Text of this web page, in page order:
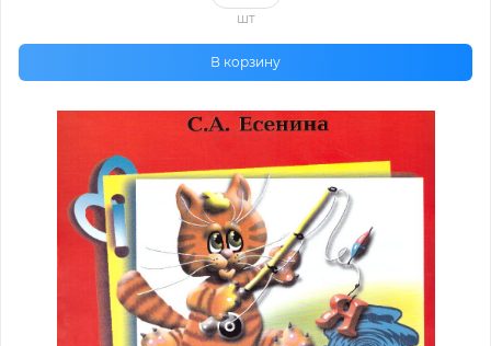
шт
В корзину